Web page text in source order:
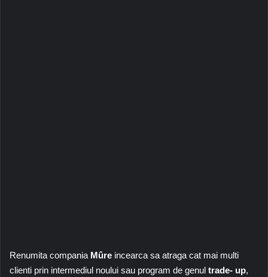
Renumita compania Mûre incearca sa atraga cat mai multi
clienti prin intermediul noului sau program de genul trade- up,